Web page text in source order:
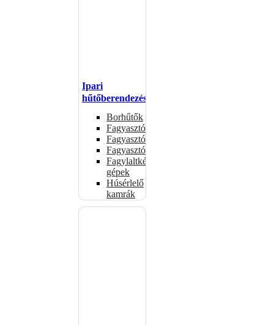
Ipari
hűtőberendezések
Borhűtők
Fagyasztóasztalok
Fagyasztóládák
Fagyasztószekrények
Fagylaltkészítő
gépek
Húsérlelő
kamrák